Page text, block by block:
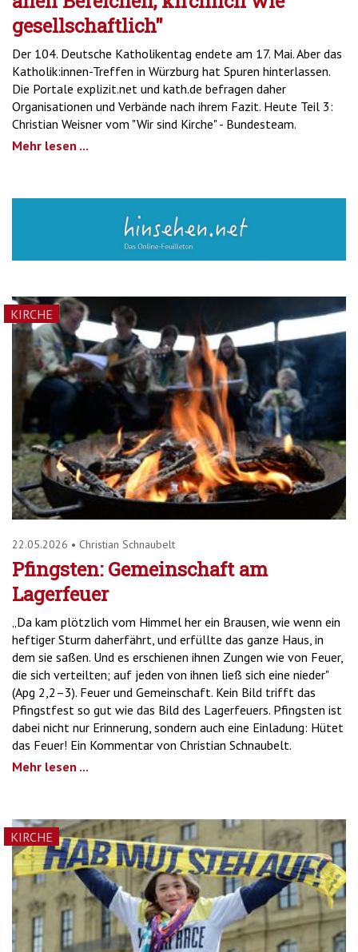
gesellschaftlich"
Der 104. Deutsche Katholikentag endete am 17. Mai. Aber das
Katholik:innen-Treffen in Würzburg hat Spuren hinterlassen.
Die Portale explizit.net und kath.de befragen daher
Organisationen und Verbände nach ihrem Fazit. Heute Teil 3:
Christian Weisner vom "Wir sind Kirche" - Bundesteam.
Mehr lesen ...
KIRCHE
22.05.2026 • Christian Schnaubelt
Pfingsten: Gemeinschaft am
Lagerfeuer
„Da kam plötzlich vom Himmel her ein Brausen, wie wenn ein
heftiger Sturm daherfährt, und erfüllte das ganze Haus, in
dem sie saßen. Und es erschienen ihnen Zungen wie von Feuer,
die sich verteilten; auf jeden von ihnen ließ sich eine nieder"
(Apg 2,2–3). Feuer und Gemeinschaft. Kein Bild trifft das
Pfingstfest so gut wie das Bild des Lagerfeuers. Pfingsten ist
dabei nicht nur Erinnerung, sondern auch eine Einladung: Hütet
das Feuer! Ein Kommentar von Christian Schnaubelt.
Mehr lesen ...
KIRCHE